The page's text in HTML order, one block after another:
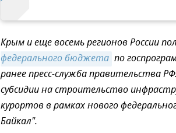
Крым и еще восемь регионов России
федерального бюджета по
ранее пресс-служба правительства
субсидии на строительство
курортов в рамках нового
Байкал".